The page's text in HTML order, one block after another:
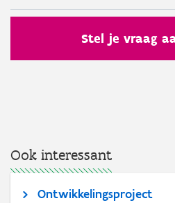
Stel je vraag
Ook interessant
Ontwikkelingsproject